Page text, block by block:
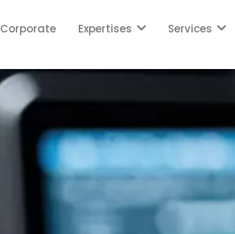
Corporate Expertises Services